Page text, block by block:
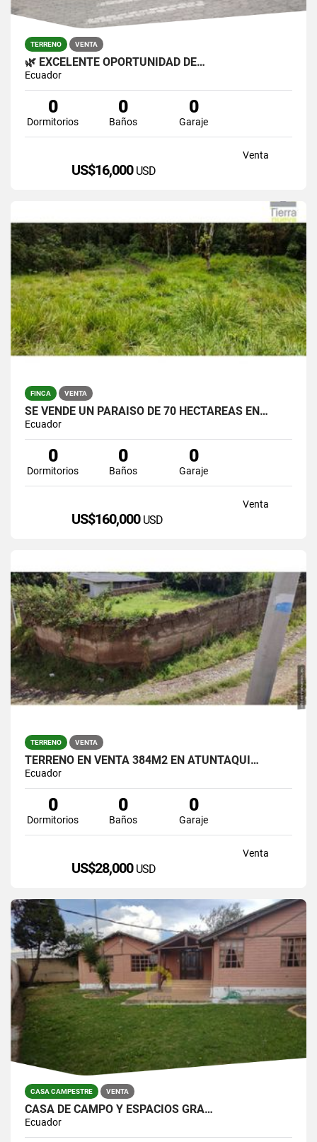
TERRENO VENTA
🌿 EXCELENTE OPORTUNIDAD DE…
Ecuador
0
Dormitorios
0
Baños
0
Garaje
Venta
US$16,000 USD
FINCA VENTA
SE VENDE UN PARAÍSO DE 70 HECTÁREAS EN…
Ecuador
0
Dormitorios
0
Baños
0
Garaje
Venta
US$160,000 USD
TERRENO VENTA
TERRENO EN VENTA 384M2 EN ATUNTAQUI…
Ecuador
0
Dormitorios
0
Baños
0
Garaje
Venta
US$28,000 USD
CASA CAMPESTRE VENTA
CASA DE CAMPO Y ESPACIOS GRA…
Ecuador